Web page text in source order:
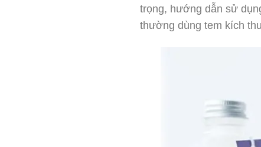
trọng, hướng dẫn sử
thường dùng tem kích